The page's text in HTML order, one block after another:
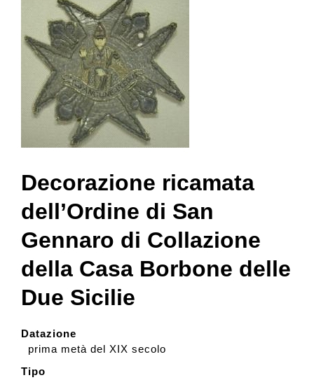
Palazzo di Riserva
Attività
Pubblicazioni
Collezione
Contatti e biglietti
Accessibilità
Cerca
Decorazione ricamata
dell’Ordine di San
Gennaro di Collazione
della Casa Borbone delle
Due Sicilie
Datazione
prima metà del XIX secolo
Tipo